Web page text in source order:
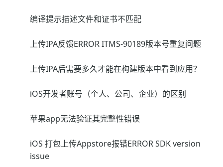
编译提示描述文件和证书不匹配
上传IPA反馈ERROR ITMS-90189版本号重复问题
上传IPA后需要多久才能在构建版本中看到应用？
iOS开发者账号（个人、公司、企业）的区别
苹果app无法验证其完整性错误
iOS 打包上传Appstore报错ERROR SDK version
issue